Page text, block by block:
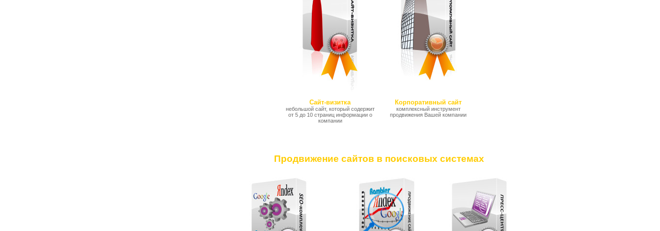
Сайт-визитка
небольшой сайт, который содержит
от 5 до 10 страниц информации о
компании
Корпоративный сайт
комплексный инструмент
продвижения Вашей компании
Продвижение сайтов в поисковых системах